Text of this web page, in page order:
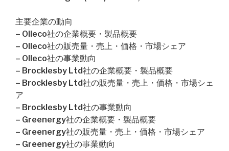
主要企業の動向
– Olleco社の企業概要・製品概要
– Olleco社の販売量・売上・価格・市場シェア
– Olleco社の事業動向
– Brocklesby Ltd社の企業概要・製品概要
– Brocklesby Ltd社の販売量・売上・価格・市場シェ
ア
– Brocklesby Ltd社の事業動向
– Greenergy社の企業概要・製品概要
– Greenergy社の販売量・売上・価格・市場シェア
– Greenergy社の事業動向